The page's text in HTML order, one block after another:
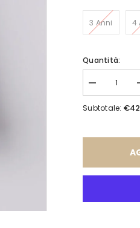
3 Anni 4
Quantità:
Diminuisci
quantità
per
Subtotale: